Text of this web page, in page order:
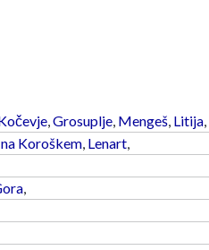
,Grosuplje, Mengeš, Litija,
na Koroškem, Lenart,
,